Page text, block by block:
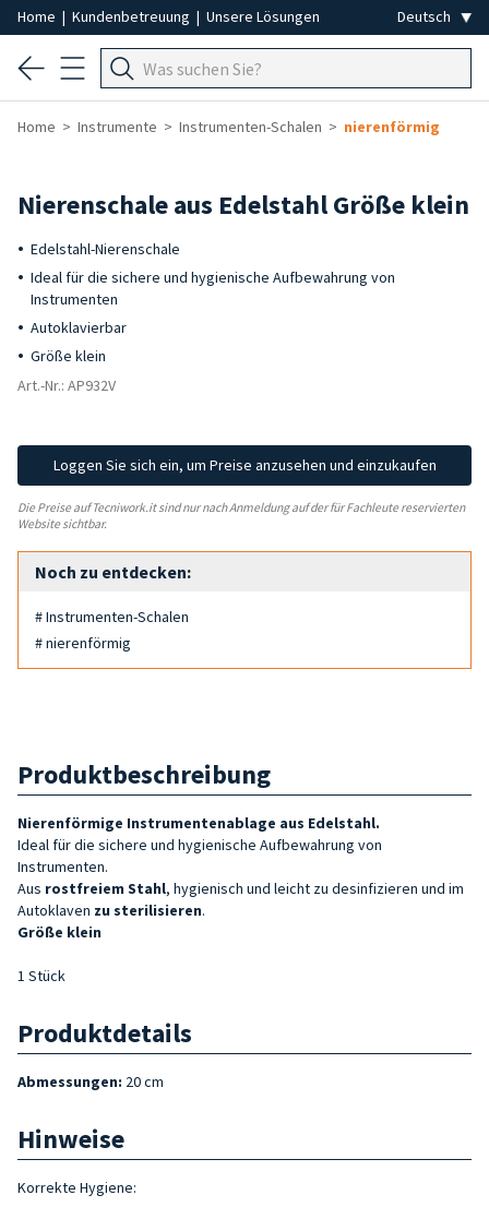
Home | Kundenbetreuung | Unsere Lösungen
Home Instrumente Instrumenten-Schalen nierenförmig
Nierenschale aus Edelstahl Größe klein
Edelstahl-Nierenschale
Ideal für die sichere und hygienische Aufbewahrung von
Instrumenten
Autoklavierbar
Größe klein
Art.-Nr.: AP932V
Loggen Sie sich ein, um Preise anzusehen und einzukaufen
Die Preise auf Tecniwork.it sind nur nach Anmeldung auf der für Fachleute reservierten
Website sichtbar.
Noch zu entdecken:
# Instrumenten-Schalen
# nierenförmig
Produktbeschreibung
Nierenförmige Instrumentenablage aus Edelstahl.
Ideal für die sichere und hygienische Aufbewahrung von
Instrumenten.
Aus rostfreiem Stahl, hygienisch und leicht zu desinfizieren und im
Autoklaven zu sterilisieren.
Größe klein
1 Stück
Produktdetails
Abmessungen: 20 cm
Hinweise
Korrekte Hygiene: